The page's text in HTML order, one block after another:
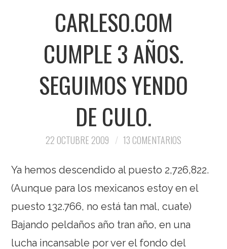
CARLESO.COM
CUMPLE 3 AÑOS.
SEGUIMOS YENDO
DE CULO.
22 OCTUBRE 2009 13 COMENTARIOS
Ya hemos descendido al puesto 2,726,822.
(Aunque para los mexicanos estoy en el
puesto 132.766, no está tan mal, cuate)
Bajando peldaños año tran año, en una
lucha incansable por ver el fondo del